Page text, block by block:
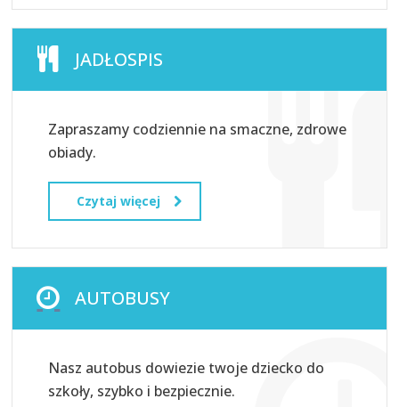
JADŁOSPIS
Zapraszamy codziennie na smaczne, zdrowe
obiady.
Czytaj więcej
AUTOBUSY
Nasz autobus dowiezie twoje dziecko do
szkoły, szybko i bezpiecznie.